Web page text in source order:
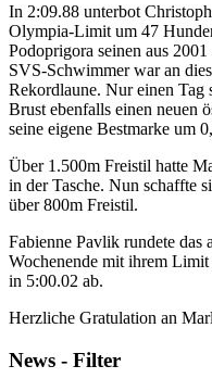
In 2:09.88 unterbot
Olympia-Limit um 47
Podoprigora seinen aus
SVS-Schwimmer war an
Rekordlaune. Nur einen Tag
Brust ebenfalls einen neuen
seine eigene Bestmarke um
Über 1.500m Freistil hatte
in der Tasche. Nun schaffte
über 800m Freistil.
Fabienne Pavlik rundete das
Wochenende mit ihrem
in 5:00.02 ab.
Herzliche Gratulation an
News - Filter